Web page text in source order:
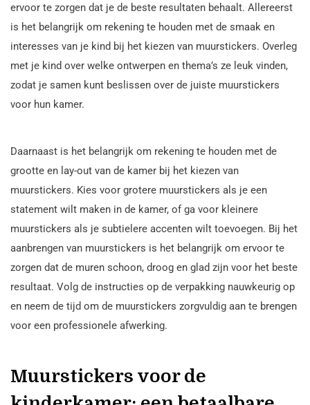
ervoor te zorgen dat je de beste resultaten behaalt. Allereerst
is het belangrijk om rekening te houden met de smaak en
interesses van je kind bij het kiezen van muurstickers. Overleg
met je kind over welke ontwerpen en thema’s ze leuk vinden,
zodat je samen kunt beslissen over de juiste muurstickers
voor hun kamer.
Daarnaast is het belangrijk om rekening te houden met de
grootte en lay-out van de kamer bij het kiezen van
muurstickers. Kies voor grotere muurstickers als je een
statement wilt maken in de kamer, of ga voor kleinere
muurstickers als je subtielere accenten wilt toevoegen. Bij het
aanbrengen van muurstickers is het belangrijk om ervoor te
zorgen dat de muren schoon, droog en glad zijn voor het beste
resultaat. Volg de instructies op de verpakking nauwkeurig op
en neem de tijd om de muurstickers zorgvuldig aan te brengen
voor een professionele afwerking.
Muurstickers voor de